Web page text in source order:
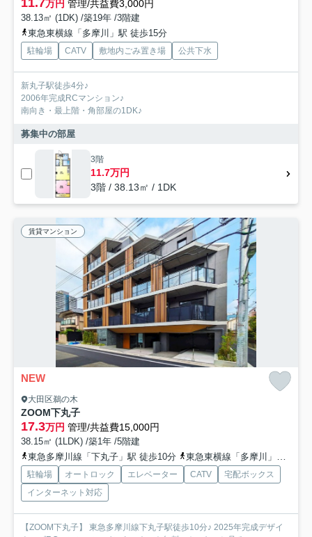
11.7万円 管理/共益費3,000円
38.13㎡ (1DK) /築19年 /3階建
東急東横線「多摩川」駅 徒歩15分
駐輪場 CATV 敷地内ごみ置き場 公共下水
新丸子駅徒歩4分♪
2006年完成RCマンション♪
南向き・最上階・角部屋の1DK♪
募集中の部屋
3階
11.7万円
3階 / 38.13㎡ / 1DK
賃貸マンション
NEW
大田区鵜の木
ZOOM下丸子
17.3万円 管理/共益費15,000円
38.15㎡ (1LDK) /築1年 /5階建
東急多摩川線「下丸子」駅 徒歩10分
東急東横線「多摩川」駅 徒歩29分
駐輪場 オートロック エレベーター CATV
宅配ボックス
インターネット対応
【ZOOM下丸子】 東急多摩川線下丸子駅徒歩10分♪ 2025年完成デザイ